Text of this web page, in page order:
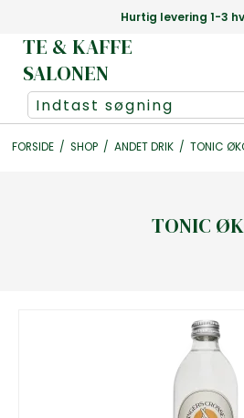
Hurtig levering 1-3
TE & KAFFE
SALONEN
FORSIDE / SHOP / ANDET DRIK / TONIC
TONIC